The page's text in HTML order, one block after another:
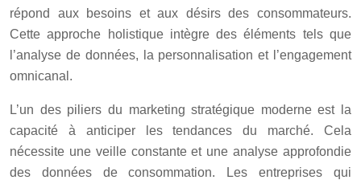
répond aux besoins et aux désirs des consommateurs.
Cette approche holistique intègre des éléments tels que
l’analyse de données, la personnalisation et l’engagement
omnicanal.
L’un des piliers du marketing stratégique moderne est la
capacité à anticiper les tendances du marché. Cela
nécessite une veille constante et une analyse approfondie
des données de consommation. Les entreprises qui